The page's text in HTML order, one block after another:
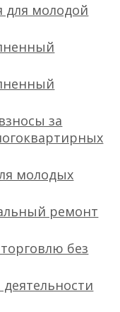
для молодой
за
молодых
ремонт
без